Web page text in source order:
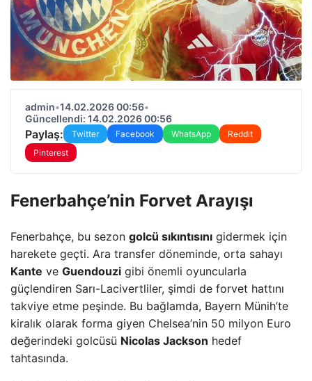
admin•14.02.2026 00:56•
Güncellendi: 14.02.2026 00:56
Paylaş: Twitter Facebook WhatsApp
Reddit
Pinterest
Fenerbahçe’nin Forvet Arayışı
Fenerbahçe, bu sezon golcü sıkıntısını gidermek için
harekete geçti. Ara transfer döneminde, orta sahayı
Kante ve Guendouzi gibi önemli oyuncularla
güçlendiren Sarı-Lacivertliler, şimdi de forvet hattını
takviye etme peşinde. Bu bağlamda, Bayern Münih’te
kiralık olarak forma giyen Chelsea’nin 50 milyon Euro
değerindeki golcüsü Nicolas Jackson hedef
tahtasında.